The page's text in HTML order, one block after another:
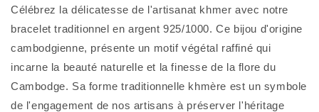
de
Lotus
de
Lotus
Célébrez la délicatesse de l'artisanat khmer avec notre
bracelet traditionnel en argent 925/1000. Ce bijou d'origine
cambodgienne, présente un motif végétal raffiné qui
incarne la beauté naturelle et la finesse de la flore du
Cambodge. Sa forme traditionnelle khmère est un symbole
de l'engagement de nos artisans à préserver l'héritage